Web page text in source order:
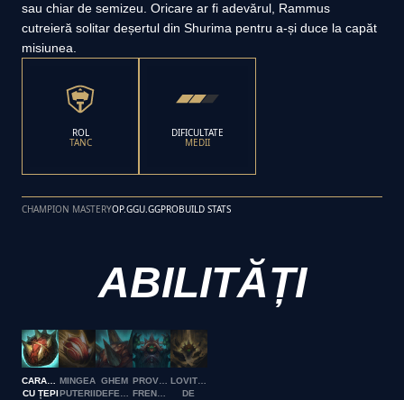
sau chiar de semizeu. Oricare ar fi adevărul, Rammus
cutreieră solitar deșertul din Shurima pentru a-și duce la capăt
misiunea.
ROL
TANC
DIFICULTATE
MEDII
CHAMPION MASTERYOP.GGU.GGPROBUILD STATS
ABILITĂȚI
CARAPACE
CU ȚEPI
MINGEA
PUTERII
GHEM PROVOCARELOVITURĂ
DE